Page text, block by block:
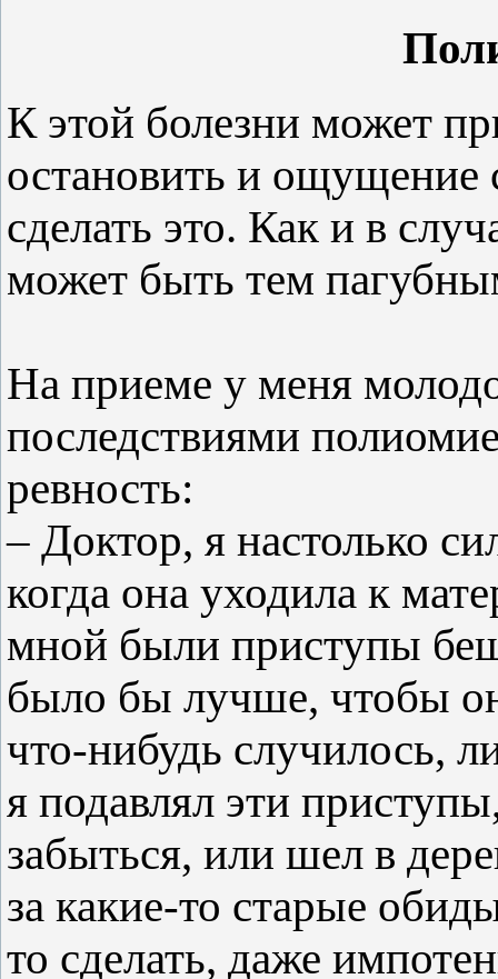
К этой болезни может
остановить и ощущение
сделать это. Как и в
может быть тем
На приеме у меня
последствиями
ревность:
– Доктор, я настолько
когда она уходила к
мной были приступы
было бы лучше, чтобы
что-нибудь случилось,
я подавлял эти
забыться, или шел в
за какие-то старые
то сделать, даже